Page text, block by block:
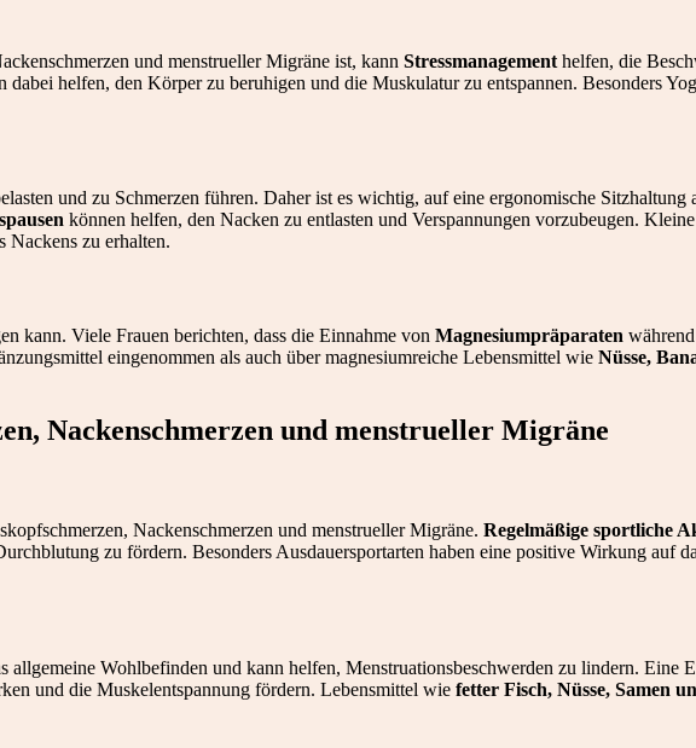
und menstrueller Migräne ist, kann Stressmanagement helfen, die
dabei helfen, den Körper zu beruhigen und die Muskulatur zu entspannen. Besonders
und zu Schmerzen führen. Daher ist es wichtig, auf eine ergonomische Sitzhaltung
können helfen, den Nacken zu entlasten und Verspannungen vorzubeugen.
Nackens zu erhalten.
kann. Viele Frauen berichten, dass die Einnahme von Magnesiumpräparaten
eingenommen als auch über magnesiumreiche Lebensmittel wie Nüsse,
Nackenschmerzen und menstrueller Migräne
Nackenschmerzen und menstrueller Migräne. Regelmäßige sportliche
zu fördern. Besonders Ausdauersportarten haben eine positive Wirkung auf
allgemeine Wohlbefinden und kann helfen, Menstruationsbeschwerden zu lindern. Eine
und die Muskelentspannung fördern. Lebensmittel wie fetter Fisch, Nüsse, Samen